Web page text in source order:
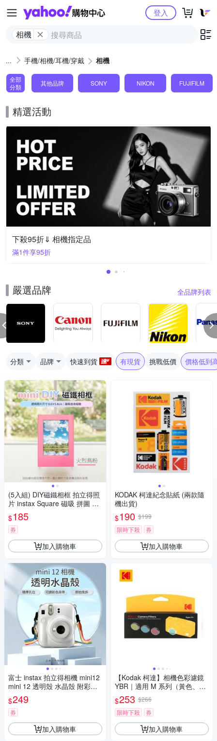
Yahoo購物中心
相機
登入
手機/相機/耳機/穿戴 相機
全部
分類
其他品牌 SONY NIKON FUJIFILM
精選活動
下殺95折⇓ 相機指定品
滿1件享95折
嚴選品牌 全品牌列表
分類 品牌 快速到貨 有現貨 挑戰低價 價格低到
(5入組) DIY磁鐵相框 拍立得照
片 instax Square 磁吸 拼圖 筆
筒 造型相框 冰箱貼 evo
$185
券
加入購物車
富士 instax 拍立得相機 mini12
mini 12 透明殼 水晶殼 附彩色
背繩 保護殼 保護套
$249
券
加入購物車
KODAK 柯達紀念貼紙 (兩款隨
機出貨)
$190 $199
限時下殺
券
加入購物車
【Kodak 柯達】相機色彩濾鏡
YBR｜適用 M 系列（黃色、紅
色、藍色）
$253 $266
限時下殺
券
加入購物車